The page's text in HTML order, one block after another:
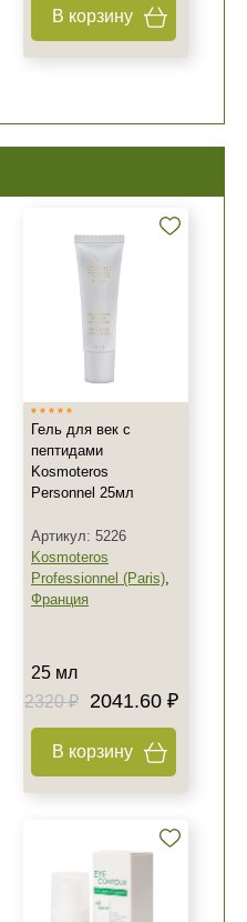
В корзину
Гель для век с
пептидами
Kosmoteros
Personnel 25мл
Артикул: 5226
Kosmoteros
Professionnel (Paris),
Франция
25 мл
2320 ₽
2041.60 ₽
В корзину